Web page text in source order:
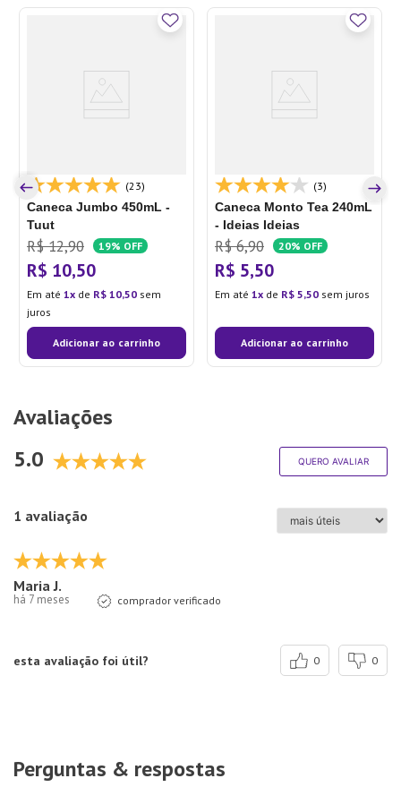
(23)
Caneca Jumbo 450mL -
Tuut
R$ 12,90 19% OFF
R$ 10,50
Em até 1 de R$ 10,50 sem
juros
Adicionar ao carrinho
(3)
Caneca Monto Tea 240mL
- Ideias Ideias
R$ 6,90 20% OFF
R$ 5,50
Em até 1 de R$ 5,50 sem juros
Adicionar ao carrinho
Avaliações
5.0
QUERO AVALIAR
1 avaliação
Maria J.
há 7 meses comprador verificado
esta avaliação foi útil? 0 0
Perguntas & respostas